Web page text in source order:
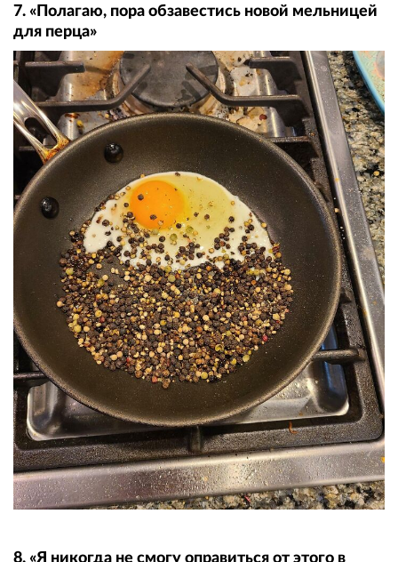
7. «Полагаю, пора обзавестись новой мельницей
для перца»
8. «Я никогда не смогу оправиться от этого в